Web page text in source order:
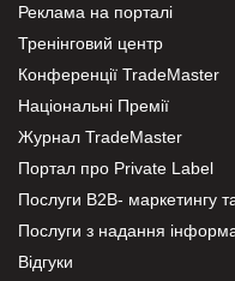
Реклама на порталі
Тренінговий центр
Конференції TradeMaster
Національні Премії
Журнал TradeMaster
Портал про Private Label
Послуги В2В- маркетингу
Послуги з надання
Відгуки